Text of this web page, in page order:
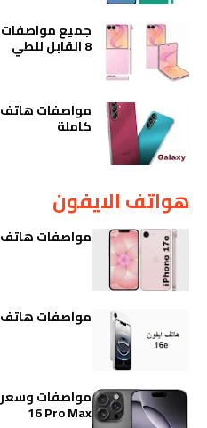
8 القابل للطي
كاملة
هواتف الايفون
مواصفات هاتف iPhone 17e كاملا
مواصفات هاتف iPhone 16e
16 Pro Max